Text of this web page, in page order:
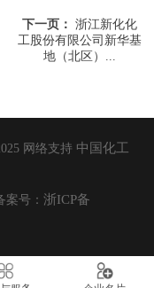
下一页： 浙江新化化
工股份有限公司新华基
地（北区）...
网络支持 中国化工
号： 浙ICP备